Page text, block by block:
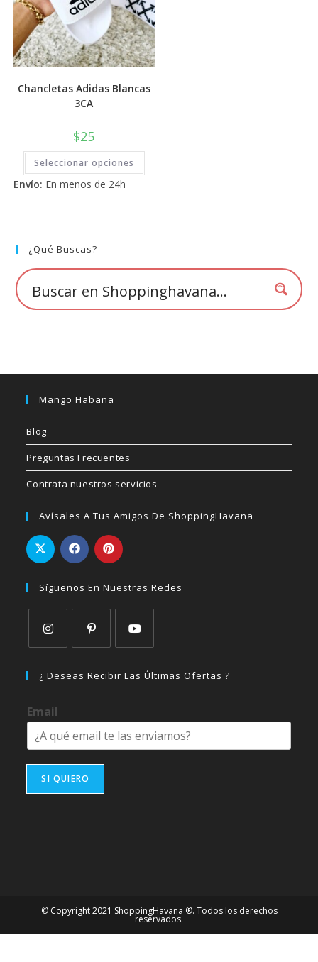
Chancletas Adidas Blancas
3CA
$25
Seleccionar opciones
Este
tiene
de
producto
Envío: En menos de 24h
¿Qué Buscas?
Mango Habana
Blog
Preguntas Frecuentes
Contrata nuestros servicios
Avísales A Tus Amigos De ShoppingHavana
Síguenos En Nuestras Redes
abre
una
nueva
pestaña
abre
nueva
pestaña
abre
nueva
pestaña
¿ Deseas Recibir Las Últimas Ofertas ?
Email
SI QUIERO
© Copyright 2021 ShoppingHavana ®. Todos los derechos
reservados.